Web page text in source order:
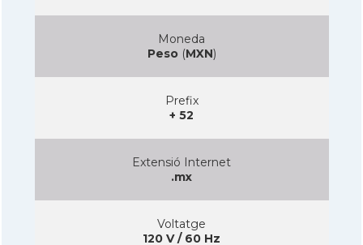
Moneda
Peso(MXN)
Prefix
+ 52
Extensió Internet
.mx
Voltatge
120 V / 60 Hz